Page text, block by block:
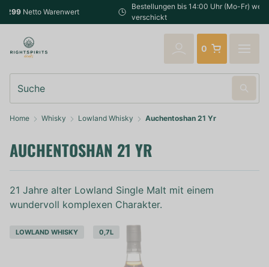
Bestellungen bis 14:00 Uhr (Mo-Fr) werden noch am selben Tag
verschickt
0
Home Whisky Lowland Whisky Auchentoshan 21 Yr
AUCHENTOSHAN 21 YR
21 Jahre alter Lowland Single Malt mit einem
wundervoll komplexen Charakter.
LOWLAND WHISKY 0,7L